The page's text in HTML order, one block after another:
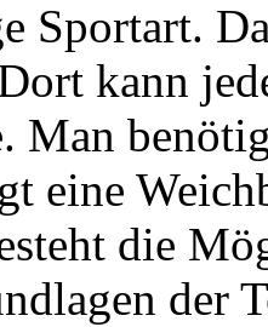
Sportart.
kann
Man
eine
die
der